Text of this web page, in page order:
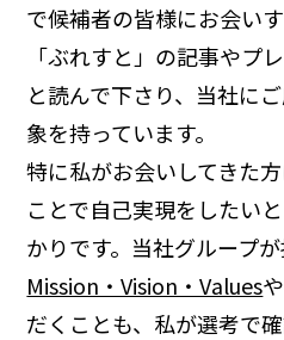
で候補者の皆様にお会い
「ぶれすと」の記事やプ
と読んで下さり、当社に
象を持っています。
特に私がお会いしてきた
ことで自己実現をしたい
かりです。当社グループ
Mission・Vision・Values
だくことも、私が選考で